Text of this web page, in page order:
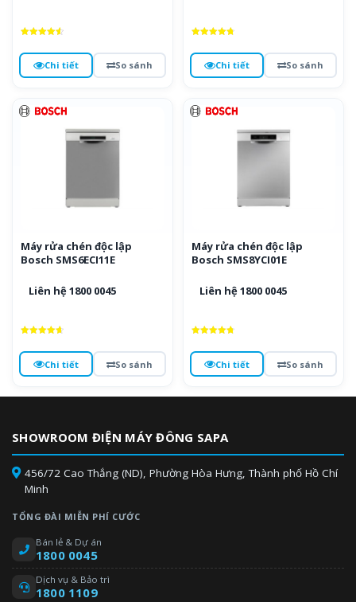
5 saoChi tiết So sánh
5 saoChi tiết So sánh
Máy rửa chén độc lập
Bosch SMS6ECI11E
Liên hệ 1800 0045
hạng
5 saoChi tiết So sánh
Máy rửa chén độc lập
Bosch SMS8YCI01E
Liên hệ 1800 0045
hạng
5 saoChi tiết So sánh
SHOWROOM ĐIỆN MÁY ĐÔNG SAPA
456/72 Cao Thắng (ND), Phường Hòa Hưng, Thành phố Hồ Chí
Minh
TỔNG ĐÀI MIỄN PHÍ CƯỚC
Bán lẻ & Dự án
1800 0045
Dịch vụ & Bảo trì
1800 1109